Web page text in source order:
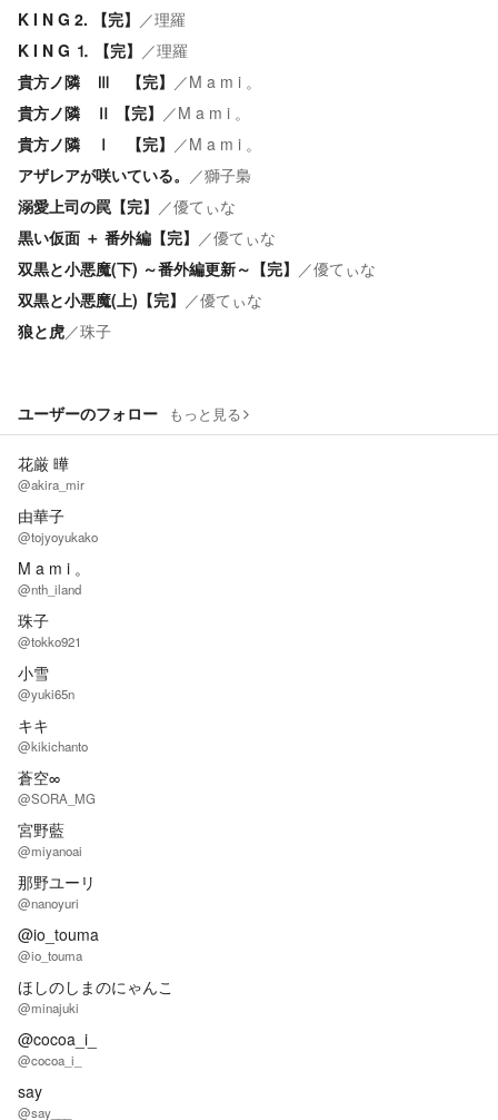
K I N G 2. 【完】 ／理羅
K I N G ⒈ 【完】 ／理羅
貴方ノ隣 Ⅲ 【完】 ／M a m i 。
貴方ノ隣 Ⅱ 【完】 ／M a m i 。
貴方ノ隣 Ⅰ 【完】 ／M a m i 。
アザレアが咲いている。 ／獅子梟
溺愛上司の罠【完】 ／優てぃな
黒い仮面 ＋ 番外編【完】 ／優てぃな
双黒と小悪魔(下) ～番外編更新～【完】 ／優てぃな
双黒と小悪魔(上)【完】 ／優てぃな
狼と虎／珠子
ユーザーのフォロー もっと見る
花厳 曄
@akira_mir
由華子
@tojyoyukako
M a m i 。
@nth_iland
珠子
@tokko921
小雪
@yuki65n
キキ
@kikichanto
蒼空∞
@SORA_MG
宮野藍
@miyanoai
那野ユーリ
@nanoyuri
@io_touma
@io_touma
ほしのしまのにゃんこ
@minajuki
@cocoa_i_
@cocoa_i_
say
@say___